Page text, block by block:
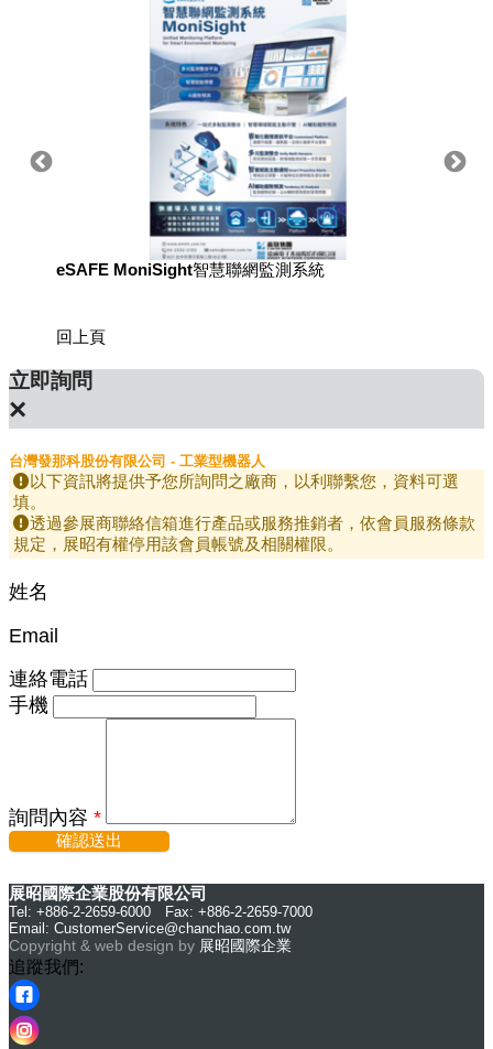
eSAFE MoniSight智慧聯網監測系統
回上頁
立即詢問
×
台灣發那科股份有限公司 - 工業型機器人
以下資訊將提供予您所詢問之廠商，以利聯繫您，資料可選
填。
透過參展商聯絡信箱進行產品或服務推銷者，依會員服務條款
規定，展昭有權停用該會員帳號及相關權限。
姓名
Email
連絡電話
手機
詢問內容 *
確認送出
展昭國際企業股份有限公司
Tel: +886-2-2659-6000 Fax: +886-2-2659-7000
Email: CustomerService@chanchao.com.tw
Copyright & web design by 展昭國際企業
追蹤我們: